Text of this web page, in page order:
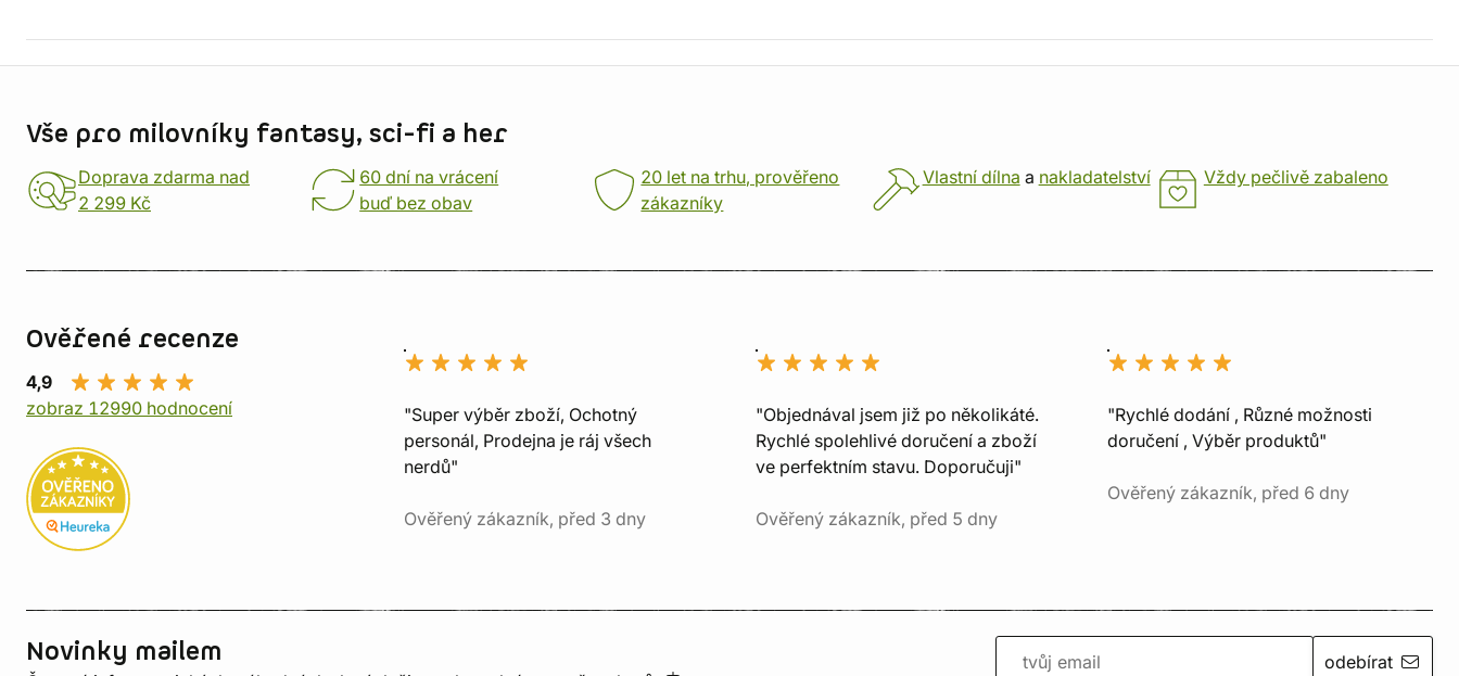
Vše pro milovníky fantasy, sci-fi a her
Doprava zdarma nad
2 299 Kč
60 dní na vrácení
buď bez obav
20 let na trhu, prověřeno
zákazníky
Vlastní dílna a nakladatelství Vždy pečlivě zabaleno
Ověřené recenze
4,9
zobraz 12990 hodnocení
"Super výběr zboží, Ochotný
personál, Prodejna je ráj všech
nerdů"
Ověřený zákazník, před 3 dny
"Objednával jsem již po několikáté.
Rychlé spolehlivé doručení a zboží
ve perfektním stavu. Doporučuji"
Ověřený zákazník, před 5 dny
"Rychlé dodání , Různé možnosti
doručení , Výběr produktů"
Ověřený zákazník, před 6 dny
Novinky mailem odebírat